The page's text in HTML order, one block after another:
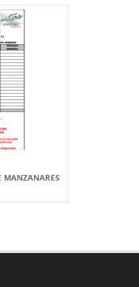
MANZANARES